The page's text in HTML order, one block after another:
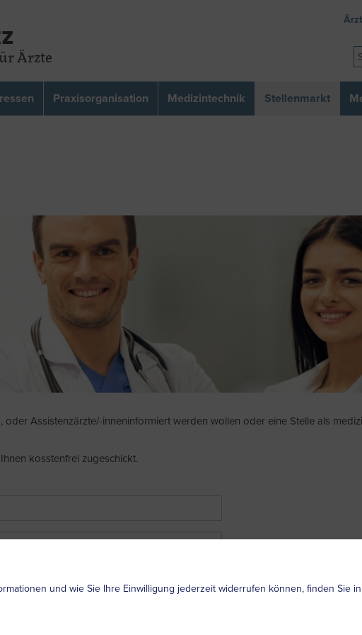
Ärzte
Praxisorganisation Medizintechnik Stellenmarkt
Assistenzärzte/-inneninformiert werden wollen oder eine Stelle als
kosstenfrei zugeschickt.
und wie Sie Ihre Einwilligung jederzeit widerrufen können, finden Sie